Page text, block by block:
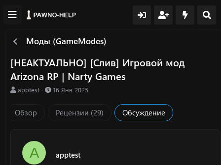
Моды (GameModes)
[НЕАКТУАЛЬНО] [Слив] Игровой мод
Arizona RP | Narty Games
А
о
apptest
Д
л
16 Янв 2025
Обзор Рецензии (29) Обсуждение
A apptest